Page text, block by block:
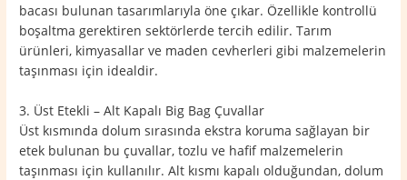
bacası bulunan tasarımlarıyla öne çıkar. Özellikle kontrollü
boşaltma gerektiren sektörlerde tercih edilir. Tarım
ürünleri, kimyasallar ve maden cevherleri gibi malzemelerin
taşınması için idealdir.
3. Üst Etekli – Alt Kapalı Big Bag Çuvallar
Üst kısmında dolum sırasında ekstra koruma sağlayan bir
etek bulunan bu çuvallar, tozlu ve hafif malzemelerin
taşınması için kullanılır. Alt kısmı kapalı olduğundan, dolum